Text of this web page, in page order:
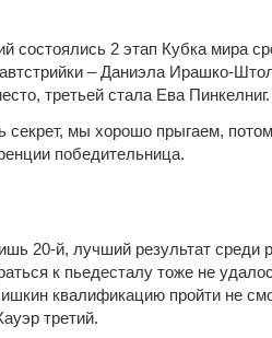
состоялись 2 этап Кубка
– Даниэла Ирашко-
третьей стала Ева Пинкелниг.
секрет, мы хорошо прыгаем,
победительница.
20-й, лучший результат
к пьедесталу тоже не
квалификацию пройти не
третий.